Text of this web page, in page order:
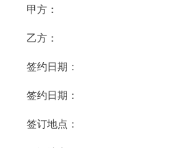
甲方：
乙方：
签约日期：
签约日期：
签订地点：